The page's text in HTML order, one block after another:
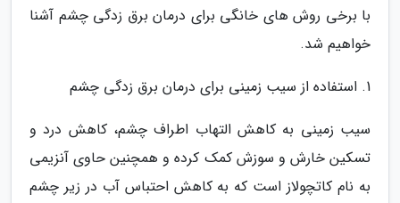
با برخی روش های خانگی برای درمان برق زدگی چشم آشنا
خواهیم شد.
1. استفاده از سیب زمینی برای درمان برق زدگی چشم
سیب زمینی به کاهش التهاب اطراف چشم، کاهش درد و
تسکین خارش و سوزش کمک کرده و همچنین حاوی آنزیمی
به نام کاتچولاز است که به کاهش احتباس آب در زیر چشم